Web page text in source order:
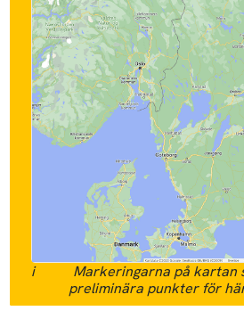
i
Markeringarna på kartan
preliminära punkter för